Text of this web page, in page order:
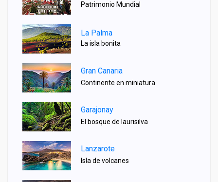
Patrimonio Mundial
La Palma
La isla bonita
Gran Canaria
Continente en miniatura
Garajonay
El bosque de laurisilva
Lanzarote
Isla de volcanes